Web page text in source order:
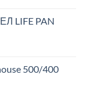
LIFE PAN
500/400